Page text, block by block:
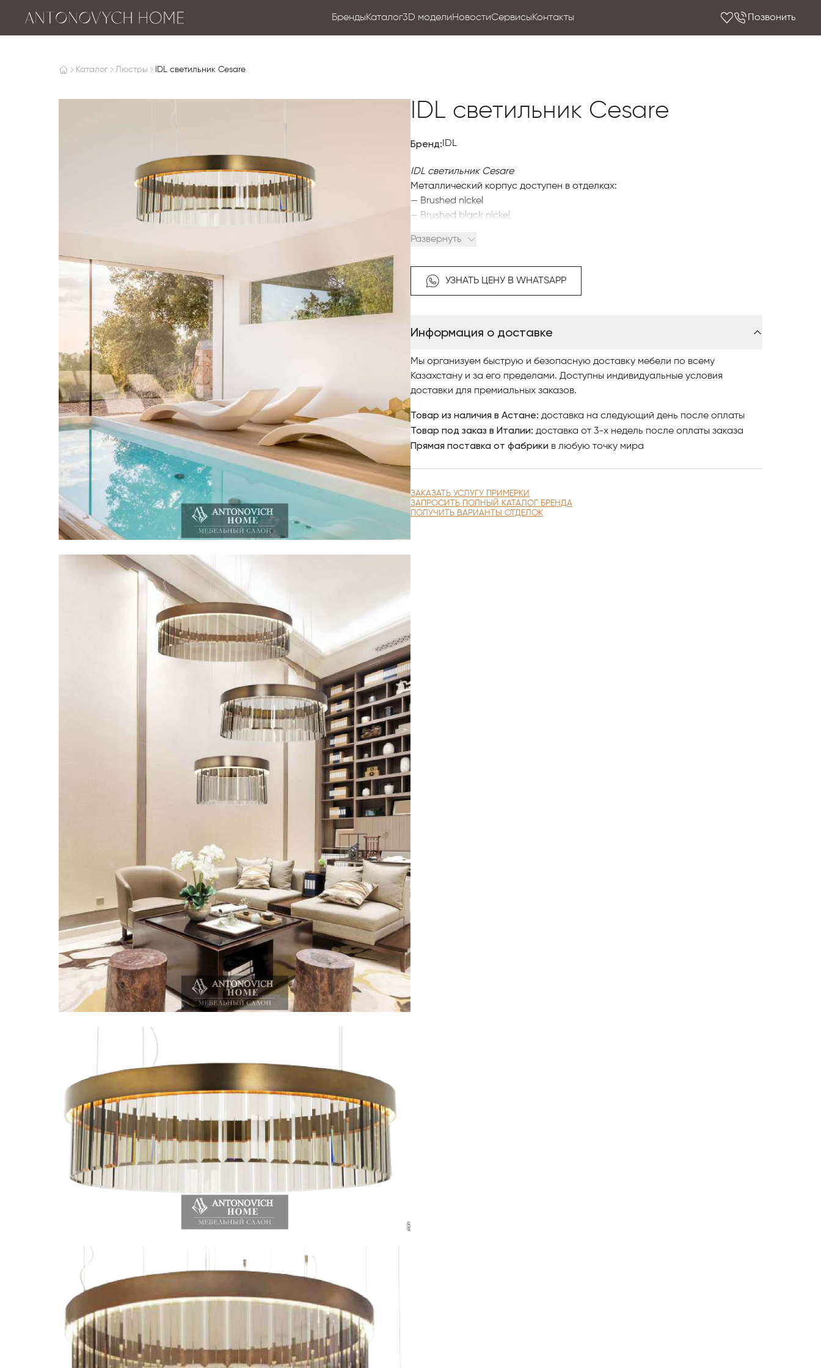
БрендыКаталог3D моделиНовостиСервисыКонтакты Позвонить
Каталог Люстры IDL светильник Cesare
IDL светильник Cesare
Бренд: IDL
IDL светильник Cesare
Металлический корпус доступен в отделках:
— Brushed nickel
— Brushed black nickel
— Brushed bronze
— Bronze
— Fumé
интернет-каталог, где разнообразные модели представлены
заказ.
По вопросам приобретения коллекции обращайтесь в Antonovich Home в
Развернуть
УЗНАТЬ ЦЕНУ В WHATSAPP
Информация о доставке
Мы организуем быструю и безопасную доставку мебели по всему
Казахстану и за его пределами. Доступны индивидуальные условия
доставки для премиальных заказов.
Товар из наличия в Астане: доставка на следующий день после оплаты
Товар под заказ в Италии: доставка от 3-х недель после оплаты заказа
Прямая поставка от фабрики в любую точку мира
ЗАКАЗАТЬ УСЛУГУ ПРИМЕРКИ
ЗАПРОСИТЬ ПОЛНЫЙ КАТАЛОГ БРЕНДА
ПОЛУЧИТЬ ВАРИАНТЫ ОТДЕЛОК